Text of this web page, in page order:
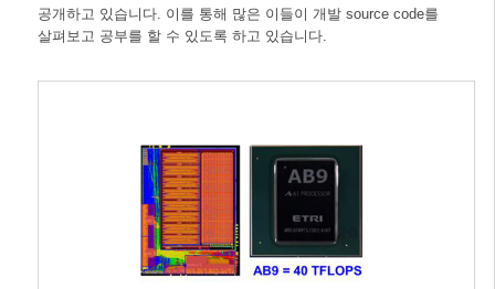
공개하고 있습니다. 이를 통해 많은 이들이 개발 source code를
살펴보고 공부를 할 수 있도록 하고 있습니다.